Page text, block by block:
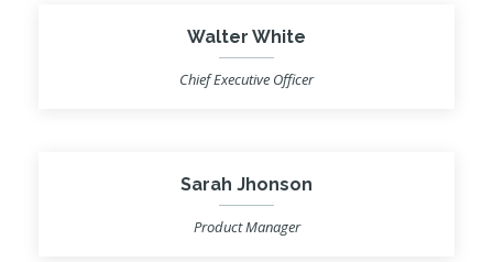
Walter White
Chief Executive Officer
Sarah Jhonson
Product Manager